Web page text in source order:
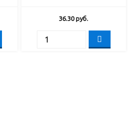
36.30руб.